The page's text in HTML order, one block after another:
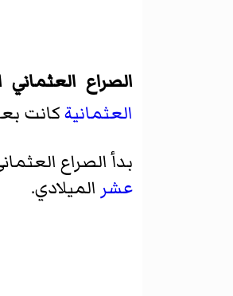
الصراع العثماني
العثمانيةكانت
بدأ الصراع
عشر الميلادي.